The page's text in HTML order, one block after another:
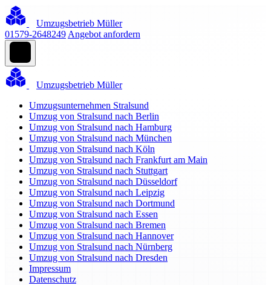
Umzugsbetrieb Müller
01579-2648249 Angebot anfordern
Umzugsbetrieb Müller
Umzugsunternehmen Stralsund
Umzug von Stralsund nach Berlin
Umzug von Stralsund nach Hamburg
Umzug von Stralsund nach München
Umzug von Stralsund nach Köln
Umzug von Stralsund nach Frankfurt am Main
Umzug von Stralsund nach Stuttgart
Umzug von Stralsund nach Düsseldorf
Umzug von Stralsund nach Leipzig
Umzug von Stralsund nach Dortmund
Umzug von Stralsund nach Essen
Umzug von Stralsund nach Bremen
Umzug von Stralsund nach Hannover
Umzug von Stralsund nach Nürnberg
Umzug von Stralsund nach Dresden
Impressum
Datenschutz